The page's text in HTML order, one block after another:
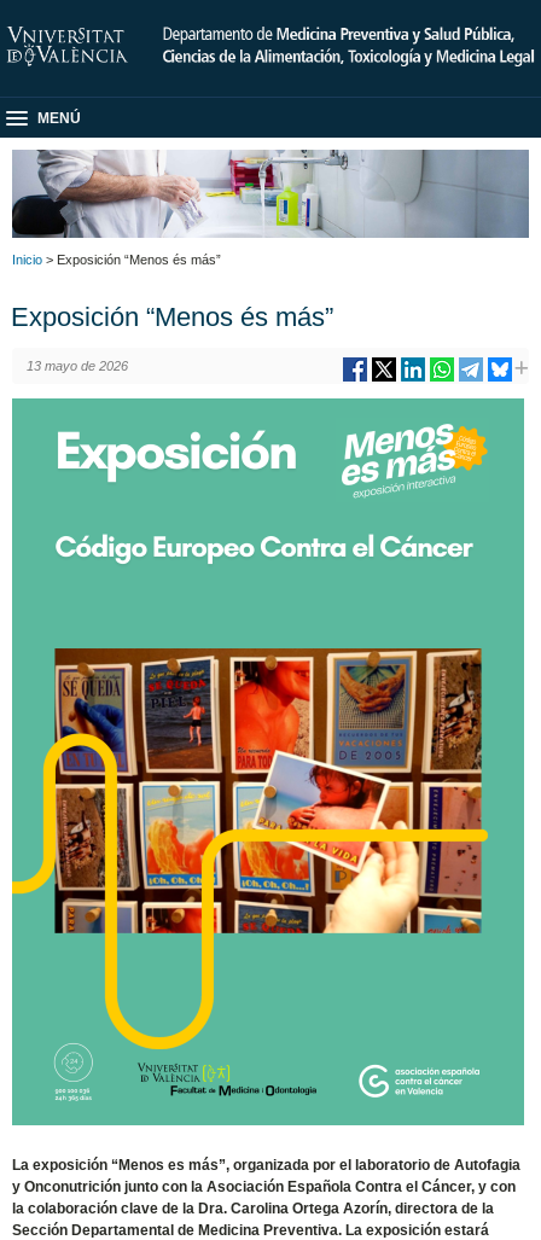
MENÚ
Inicio > Exposición “Menos és más”
Exposición “Menos és más”
13 mayo de 2026
La exposición “Menos es más”, organizada por el laboratorio de Autofagia
y Onconutrición junto con la Asociación Española Contra el Cáncer, y con
la colaboración clave de la Dra. Carolina Ortega Azorín, directora de la
Sección Departamental de Medicina Preventiva. La exposición estará